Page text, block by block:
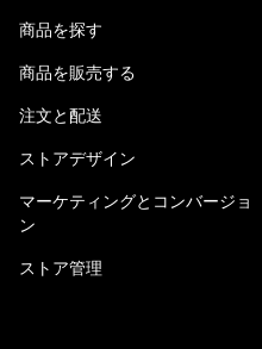
商品を探す
商品を販売する
注文と配送
ストアデザイン
マーケティングとコンバージョ
ン
ストア管理